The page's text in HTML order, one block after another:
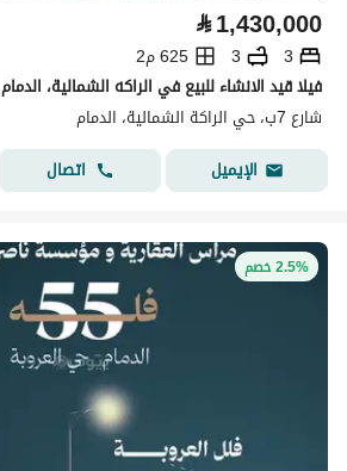
⃁1,430,000
3
3
625 م2
فيلا قيد الانشاء للبيع في الراكه الشمالية، الدمام
شارع 7ب، حي الراكة الشمالية، الدمام
الإيميل
اتصال
2.5% خصم